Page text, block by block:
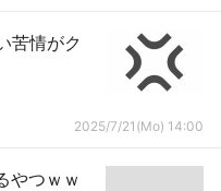
苦情がク
2025/7/21(Mo) 14:00
やつｗｗ